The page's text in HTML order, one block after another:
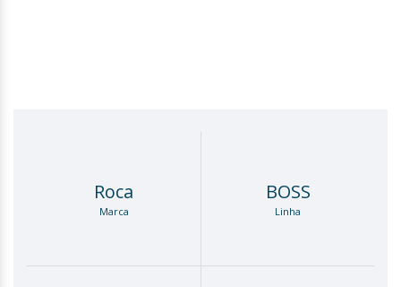
Roca
Marca
BOSS
Linha